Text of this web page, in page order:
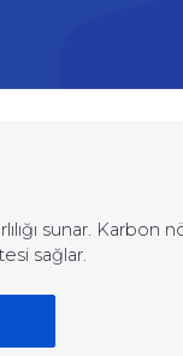
sunar. Karbon
sağlar.